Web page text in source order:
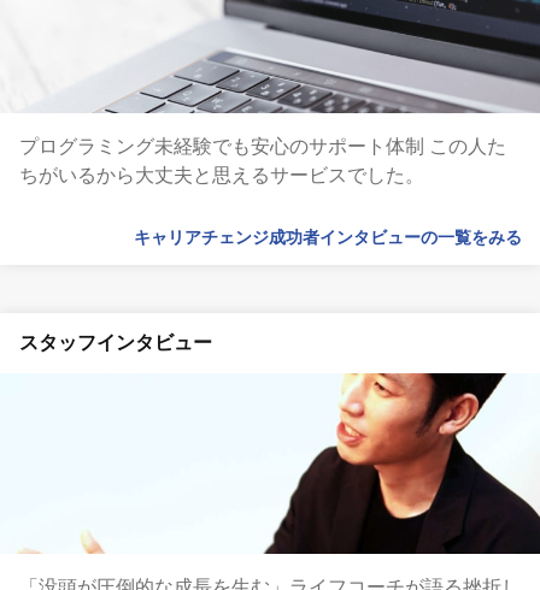
プログラミング未経験でも安心のサポート体制 この人た
ちがいるから大丈夫と思えるサービスでした。
キャリアチェンジ成功者インタビューの一覧をみる
スタッフインタビュー